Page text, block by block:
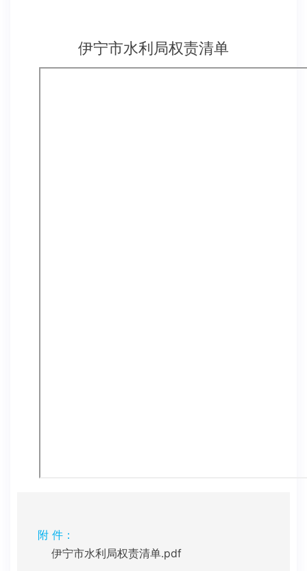
伊宁市水利局权责清单
附 件：
伊宁市水利局权责清单.pdf